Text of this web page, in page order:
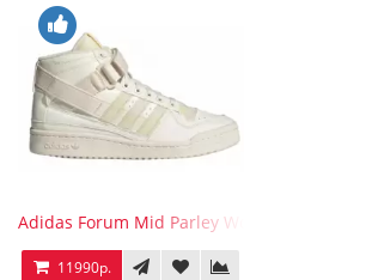
Adidas Forum Mid Parley Wonder White
11990р.